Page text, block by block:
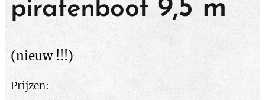
piratenboot9,5 m
(nieuw !!!)
Prijzen: